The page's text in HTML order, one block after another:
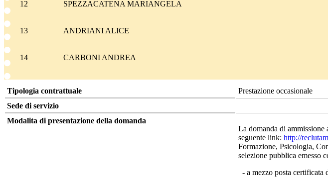
12 SPEZZACATENA MARIANGELA
13 ANDRIANI ALICE
14 CARBONI ANDREA
Tipologia contrattuale
Prestazione occasionale
Sede di servizio
Modalita di presentazione della domanda
La domanda di ammissione
seguente link: http://
Formazione, Psicologia,
selezione pubblica emesso
- a mezzo posta certificata